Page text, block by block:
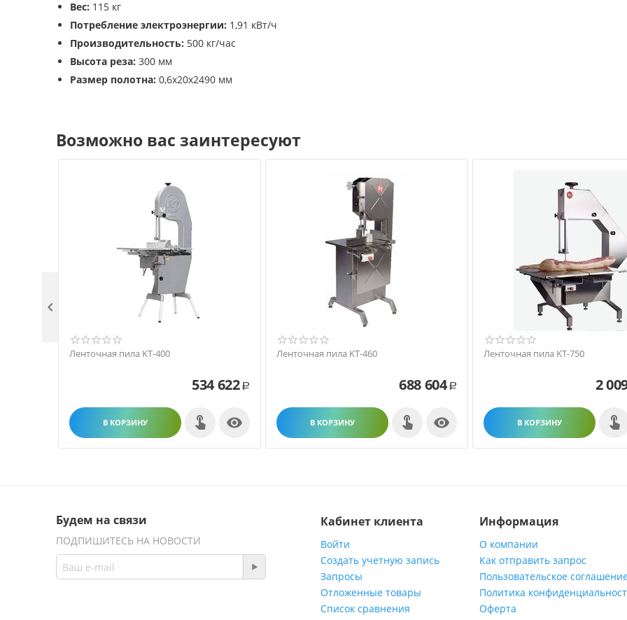
Вес: 115 кг
Потребление электроэнергии: 1,91 кВт/ч
Производительность: 500 кг/час
Высота реза: 300 мм
Размер полотна: 0,6х20х2490 мм
Возможно вас заинтересуют
Ленточная пила KT-400
534 622 Р
В КОРЗИНУ 
Ленточная пила KT-460
688 604 Р
В КОРЗИНУ 
Ленточная пила KT-750
2
В КОРЗИНУ

Будем на связи
ПОДПИШИТЕСЬ НА НОВОСТИ
Кабинет клиента
Войти
Создать учетную запись
Запросы
Отложенные товары
Список сравнения
Информация
О компании
Как отправить запрос
Пользовательское
Политика
Оферта